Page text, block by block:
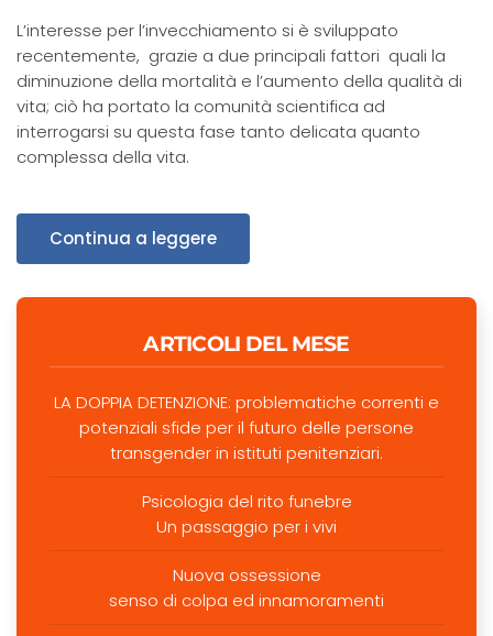
L’interesse per l’invecchiamento si è sviluppato
recentemente, grazie a due principali fattori quali la
diminuzione della mortalità e l’aumento della qualità di
vita; ciò ha portato la comunità scientifica ad
interrogarsi su questa fase tanto delicata quanto
complessa della vita.
Continua a leggere
ARTICOLI DEL MESE
LA DOPPIA DETENZIONE: problematiche correnti e
potenziali sfide per il futuro delle persone
transgender in istituti penitenziari.
Psicologia del rito funebre
Un passaggio per i vivi
Nuova ossessione
senso di colpa ed innamoramenti